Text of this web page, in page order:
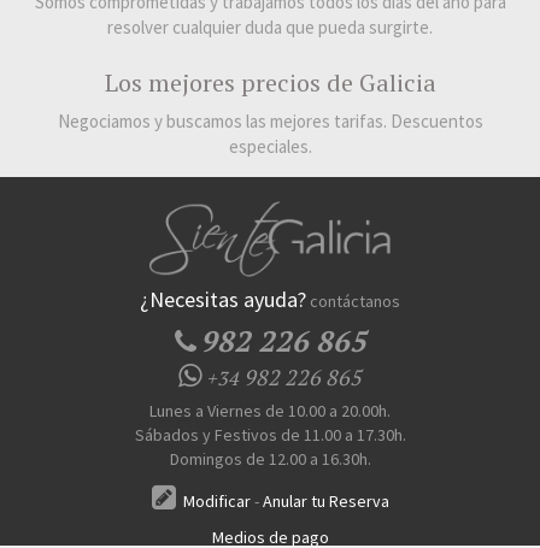
resolver cualquier duda que pueda surgirte.
Los mejores precios de Galicia
Negociamos y buscamos las mejores tarifas. Descuentos
especiales.
¿Necesitas ayuda? contáctanos
982 226 865
+34982 226 865
Lunes a Viernes de 10.00 a 20.00h.
Sábados y Festivos de 11.00 a 17.30h.
Domingos de 12.00 a 16.30h.
Modificar-Anular tu Reserva
Medios de pago